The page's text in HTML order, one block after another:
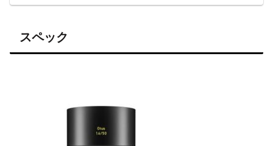
スペック